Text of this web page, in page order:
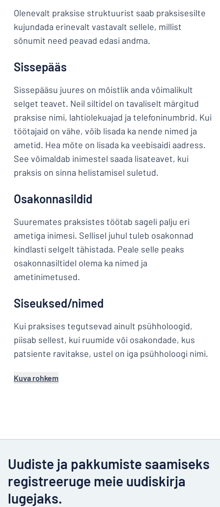
Olenevalt praksise struktuurist saab praksisesilte
kujundada erinevalt vastavalt sellele, millist
sõnumit need peavad edasi andma.
Sissepääs
Sissepääsu juures on mõistlik anda võimalikult
selget teavet. Neil siltidel on tavaliselt märgitud
praksise nimi, lahtiolekuajad ja telefoninumbrid. Kui
töötajaid on vähe, võib lisada ka nende nimed ja
ametid. Hea mõte on lisada ka veebisaidi aadress.
See võimaldab inimestel saada lisateavet, kui
praksis on sinna helistamisel suletud.
Osakonnasildid
Suuremates praksistes töötab sageli palju eri
ametiga inimesi. Sellisel juhul tuleb osakonnad
kindlasti selgelt tähistada. Peale selle peaks
osakonnasiltidel olema ka nimed ja
ametinimetused.
Siseuksed/nimed
Kui praksises tegutsevad ainult psühholoogid,
piisab sellest, kui ruumide või osakondade, kus
patsiente ravitakse, ustel on iga psühholoogi nimi.
Kuva rohkem
Uudiste ja pakkumiste saamiseks
registreeruge meie uudiskirja
lugejaks.